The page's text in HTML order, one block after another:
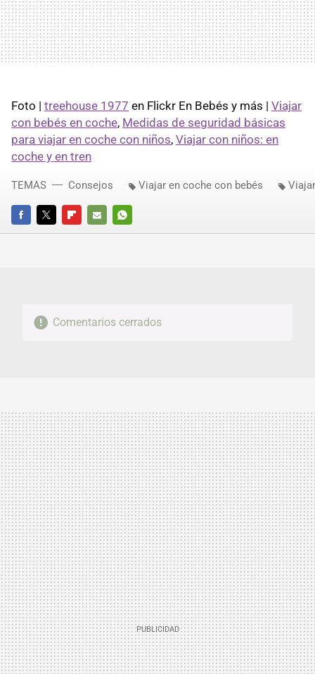
Foto | treehouse 1977 en Flickr En Bebés y más | Viajar
con bebés en coche, Medidas de seguridad básicas
para viajar en coche con niños, Viajar con niños: en
coche y en tren
FACEBOOKTWITTERFLIPBOARD
E-
WHATSAPP
TEMAS Consejos Viajar en coche con bebés
Comentarios cerrados